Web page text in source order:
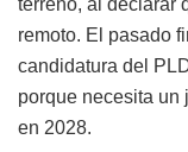
remoto. El pasado
candidatura del
porque necesita un
en 2028.